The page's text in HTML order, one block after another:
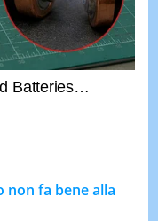
non fa bene alla